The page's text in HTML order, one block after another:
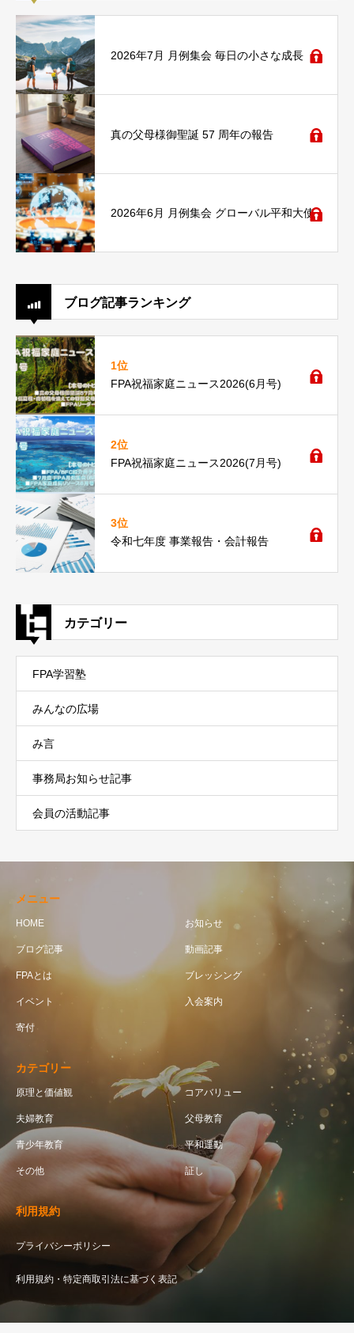
2026年7月 月例集会 毎日の小さな成長
真の父母様御聖誕 57 周年の報告
2026年6月 月例集会 グローバル平和大使
ブログ記事ランキング
1位
FPA祝福家庭ニュース2026(6月号)
2位
FPA祝福家庭ニュース2026(7月号)
3位
令和七年度 事業報告・会計報告
カテゴリー
FPA学習塾
みんなの広場
み言
事務局お知らせ記事
会員の活動記事
メニュー
HOME お知らせ
ブログ記事 動画記事
FPAとは ブレッシング
イベント 入会案内
寄付
カテゴリー
原理と価値観 コアバリュー
夫婦教育 父母教育
青少年教育 平和運動
その他 証し
利用規約
プライバシーポリシー
利用規約・特定商取引法に基づく表記